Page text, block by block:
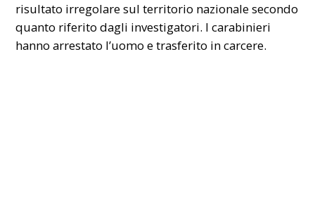
risultato irregolare sul territorio nazionale secondo
quanto riferito dagli investigatori. I carabinieri
hanno arrestato l’uomo e trasferito in carcere.